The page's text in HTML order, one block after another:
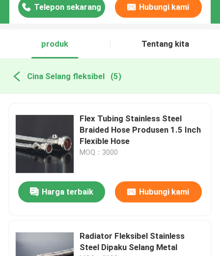
Telepon sekarang Hubungi kami
produk Tentang kita
Cina Selang fleksibel (5)
Flex Tubing Stainless Steel
Braided Hose Produsen 1.5 Inch
Flexible Hose
MOQ：3000
Harga terbaik Hubungi kami
Radiator Fleksibel Stainless
Steel Dipaku Selang Metal